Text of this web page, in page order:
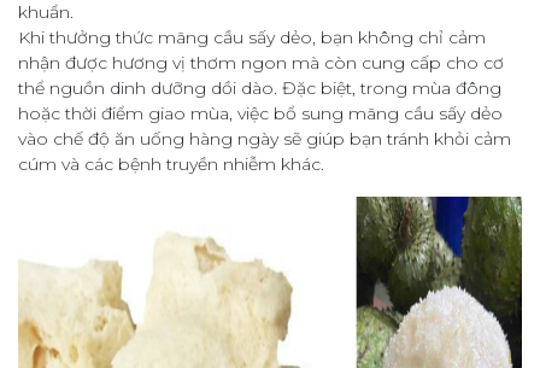
khuẩn.
Khi thưởng thức mãng cầu sấy dẻo, bạn không chỉ cảm
nhận được hương vị thơm ngon mà còn cung cấp cho cơ
thể nguồn dinh dưỡng dồi dào. Đặc biệt, trong mùa đông
hoặc thời điểm giao mùa, việc bổ sung mãng cầu sấy dẻo
vào chế độ ăn uống hàng ngày sẽ giúp bạn tránh khỏi cảm
cúm và các bệnh truyền nhiễm khác.